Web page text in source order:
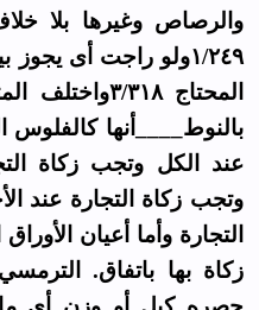
والرصاص وغيرها بلا
١/٢٤٩ولو راجت أى
المحتاج ٣/
بالنوط____أنها كالفلوس
عند الكل وتجب زكاة
وتجب زكاة التجارة عند
التجارة وأما أعيان